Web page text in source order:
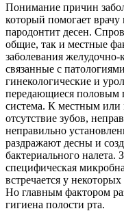
Понимание причин
который помогает врачу
пародонтит десен.
общие, так и местные
заболевания желудочно-
связанные с
гинекологические и
передающиеся половым
система. К местным или
отсутствие зубов,
неправильно
раздражают десны и
бактериального налета.
специфическая
встречается у
Но главным фактором
гигиена полости рта.